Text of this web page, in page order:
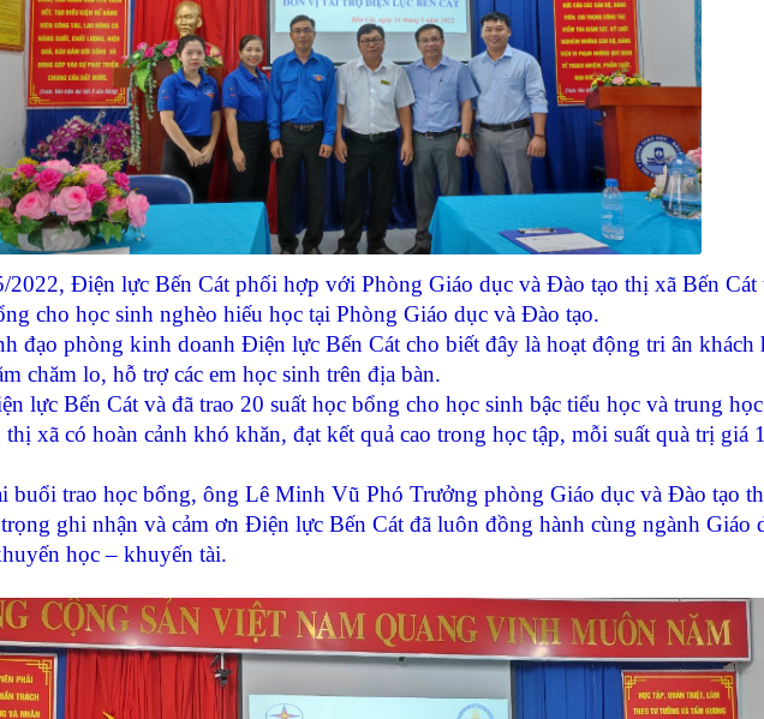
Điện lực Bến Cát phối hợp với Phòng Giáo dục và Đào tạo thị xã Bến Cát
cho học sinh nghèo hiếu học tại Phòng Giáo dục và Đào tạo.
phòng kinh doanh Điện lực Bến Cát cho biết đây là hoạt động tri ân khách
chăm lo, hỗ trợ các em học sinh trên địa bàn.
Bến Cát và đã trao 20 suất học bổng cho học sinh bậc tiểu học và trung
thị xã có hoàn cảnh khó khăn, đạt kết quả cao trong học tập, mỗi suất quà trị giá
trao học bổng, ông Lê Minh Vũ Phó Trưởng phòng Giáo dục và Đào tạo
ghi nhận và cảm ơn Điện lực Bến Cát đã luôn đồng hành cùng ngành Giáo
học – khuyến tài.